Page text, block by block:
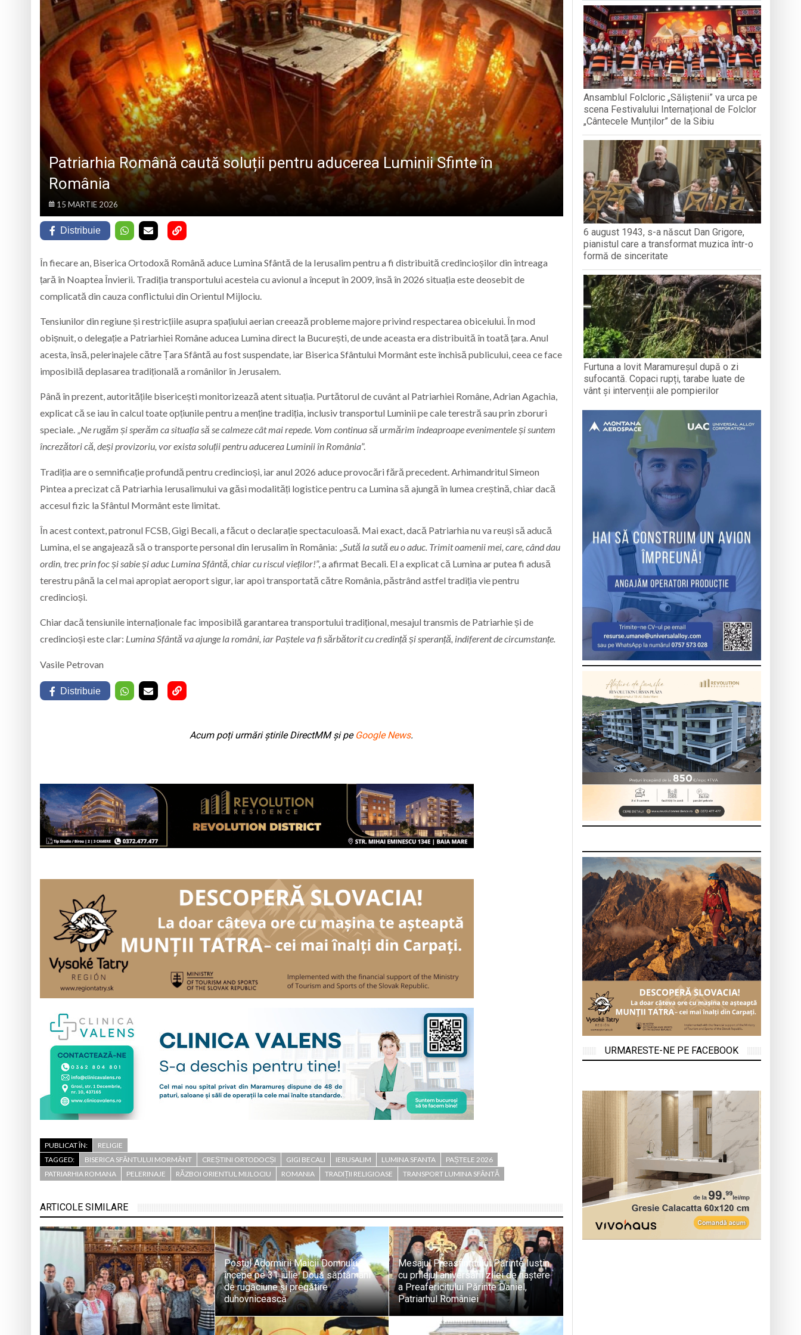
Eveniment special la Baia Mare, la 570 de ani de la moartea lui Iancu de Hunedoara
„Zilele Moiseiului” se vor desfășura în perioada 14–16 august
Biblioteca Municipală „Laurențiu Ulici” din Sighet găzduiește o nouă întâlnire a clubului de carte „Legături Literare”
Muzeul de Mineralogie Baia Mare, gazda unui eveniment internațional dedicat prieteniei și diversității culturale
„CÂNTECELE MUNȚILOR” DE LA SIBIU
DE SINCERITATE
ALE POMPIERILOR
Patriarhia Română caută soluții pentru aducerea Luminii Sfinte în
România
15 MARTIE 2026
Distribuie
În fiecare an, Biserica Ortodoxă Română aduce Lumina Sfântă de la Ierusalim pentru a fi distribuită credincioșilor din întreaga
țară în Noaptea Învierii. Tradiția transportului acesteia cu avionul a început în 2009, însă în 2026 situația este deosebit de
complicată din cauza conflictului din Orientul Mijlociu.
Tensiunilor din regiune și restricțiile asupra spațiului aerian creează probleme majore privind respectarea obiceiului. În mod
obișnuit, o delegație a Patriarhiei Române aducea Lumina direct la București, de unde aceasta era distribuită în toată țara. Anul
acesta, însă, pelerinajele către Țara Sfântă au fost suspendate, iar Biserica Sfântului Mormânt este închisă publicului, ceea ce face
imposibilă deplasarea tradițională a românilor în Jerusalem.
Până în prezent, autoritățile bisericești monitorizează atent situația. Purtătorul de cuvânt al Patriarhiei Române, Adrian Agachia,
explicat că se iau în calcul toate opțiunile pentru a menține tradiția, inclusiv transportul Luminii pe cale terestră sau prin zboruri
speciale. „Ne rugăm și sperăm ca situația să se calmeze cât mai repede. Vom continua să urmărim îndeaproape evenimentele și suntem
încrezători că, deși provizoriu, vor exista soluții pentru aducerea Luminii în România”.
Tradiția are o semnificație profundă pentru credincioși, iar anul 2026 aduce provocări fără precedent. Arhimandritul Simeon
Pintea a precizat că Patriarhia Ierusalimului va găsi modalități logistice pentru ca Lumina să ajungă în lumea creștină, chiar dacă
accesul fizic la Sfântul Mormânt este limitat.
În acest context, patronul FCSB, Gigi Becali, a făcut o declarație spectaculoasă. Mai exact, dacă Patriarhia nu va reuși să aducă
Lumina, el se angajează să o transporte personal din Ierusalim în România: „Sută la sută eu o aduc. Trimit oamenii mei, care, când dau
ordin, trec prin foc și sabie și aduc Lumina Sfântă, chiar cu riscul vieților!”, a afirmat Becali. El a explicat că Lumina ar putea fi adusă
terestru până la cel mai apropiat aeroport sigur, iar apoi transportată către România, păstrând astfel tradiția vie pentru
credincioși.
Chiar dacă tensiunile internaționale fac imposibilă garantarea transportului tradițional, mesajul transmis de Patriarhie și de
credincioși este clar: Lumina Sfântă va ajunge la români, iar Paștele va fi sărbătorit cu credință și speranță, indiferent de circumstanțe.
Vasile Petrovan
Distribuie
Acum poți urmări știrile DirectMM și pe Google News.
PUBLICAT ÎN:
RELIGIE
TAGGED:
BISERICA SFÂNTULUI MORMÂNT CREȘTINI ORTODOCȘI GIGI BECALI IERUSALIM LUMINA SFANTA
PAȘTELE 2026
PATRIARHIA ROMANA
PELERINAJE RĂZBOI ORIENTUL MIJLOCIU ROMANIA TRADIȚII RELIGIOASE TRANSPORT LUMINA SFÂNTĂ
ARTICOLE SIMILARE
Postul Adormirii Maicii Domnului
începe pe 31 iulie. Două săptămâni
de rugăciune și pregătire
duhovnicească
Mesajul Preasfințitului Părinte Iustin
cu prilejul aniversării zilei de naștere
a Preafericitului Părinte Daniel,
Patriarhul României
Ansamblul Folcloric „Săliștenii” va urca pe
scena Festivalului Internațional de Folclor
„Cântecele Munților” de la Sibiu
6 august 1943, s-a născut Dan Grigore,
pianistul care a transformat muzica într-o
formă de sinceritate
Furtuna a lovit Maramureșul după o zi
sufocantă. Copaci rupți, tarabe luate de
vânt și intervenții ale pompierilor
URMARESTE-NE PE FACEBOOK